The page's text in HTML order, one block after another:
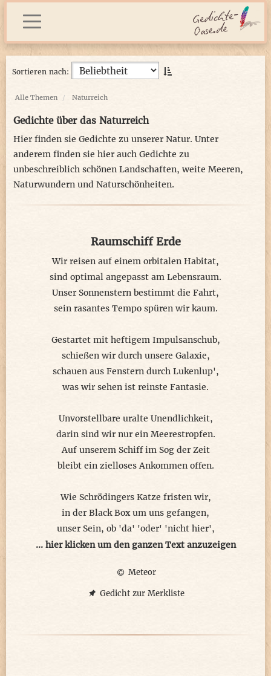
Sortieren nach:
Alle Themen Naturreich
Gedichte über das Naturreich
Hier finden sie Gedichte zu unserer Natur. Unter
anderem finden sie hier auch Gedichte zu
unbeschreiblich schönen Landschaften, weite Meeren,
Naturwundern und Naturschönheiten.
Raumschiff Erde
Wir reisen auf einem orbitalen Habitat,
sind optimal angepasst am Lebensraum.
Unser Sonnenstern bestimmt die Fahrt,
sein rasantes Tempo spüren wir kaum.
Gestartet mit heftigem Impulsanschub,
schießen wir durch unsere Galaxie,
schauen aus Fenstern durch Lukenlup',
was wir sehen ist reinste Fantasie.
Unvorstellbare uralte Unendlichkeit,
darin sind wir nur ein Meerestropfen.
Auf unserem Schiff im Sog der Zeit
bleibt ein zielloses Ankommen offen.
Wie Schrödingers Katze fristen wir,
in der Black Box um uns gefangen,
unser Sein, ob 'da' 'oder' 'nicht hier',
interessiert es wen? Unnützes Bangen.
Ohne Schleudertrauma im Überschlag,
zig Magnetfelder als Attraktionen,
... hier klicken um den ganzen Text anzuzeigen
Meteor
Gedicht zur Merkliste